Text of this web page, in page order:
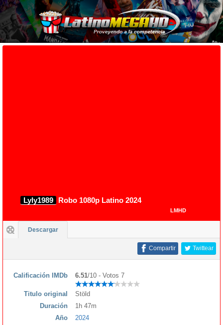
Lyly1989 Robo 1080p Latino 2024
LMHD
Descargar
Twittear
Compartir
Calificación IMDb 6.51/10 - Votos 7
Titulo original
Stöld
Duración
1h 47m
Año
2024